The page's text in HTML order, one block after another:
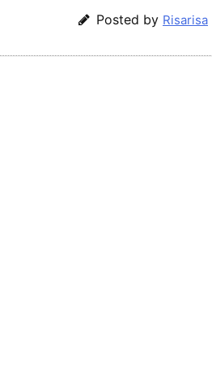
Posted by Risarisa